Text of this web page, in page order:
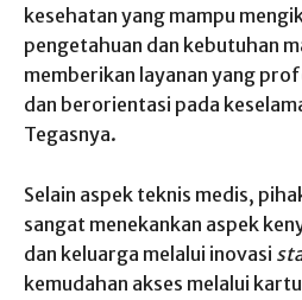
kesehatan yang mampu
pengetahuan dan kebutuhan
memberikan layanan yang
dan berorientasi pada
Tegasnya.
Selain aspek teknis medis,
sangat menekankan aspek
dan keluarga melalui inovasi
kemudahan akses melalui